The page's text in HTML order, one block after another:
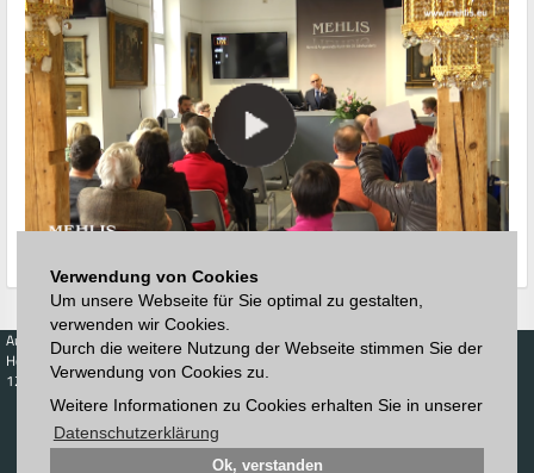
Verwendung von Cookies
Um unsere Webseite für Sie optimal zu gestalten,
verwenden wir Cookies.
Durch die weitere Nutzung der Webseite stimmen Sie der
Verwendung von Cookies zu.
Weitere Informationen zu Cookies erhalten Sie in unserer
Datenschutzerklärung
Ok, verstanden
Auktionen
Höchstzuschläge
123. Auktion
Zeitplan
Katalog
Blätterkatalog
Kaufen
Kalender
Verkaufen
Preisdatenbank
Höchstzuschläge
Auktionshaus
Anmelden
Newsletter